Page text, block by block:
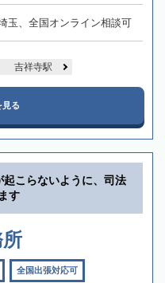
玉、全国オンライン相談可
吉祥寺駅
見る
起こらないように、司法
す
全国出張対応可